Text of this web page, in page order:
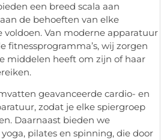
een breed scala aan
de behoeften van elke
voldoen. Van moderne apparatuur
fitnessprogramma’s, wij zorgen
middelen heeft om zijn of haar
geavanceerde cardio- en
zodat je elke spiergroep
Daarnaast bieden we
pilates en spinning, die door